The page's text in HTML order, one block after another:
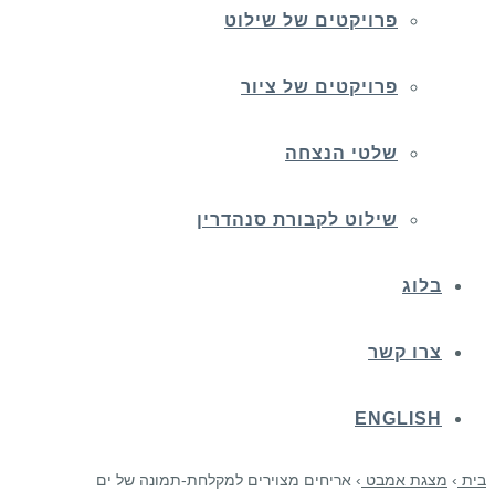
פרויקטים של שילוט
פרויקטים של ציור
שלטי הנצחה
שילוט לקבורת סנהדרין
בלוג
צרו קשר
ENGLISH
בית › מצגת אמבט › אריחים מצוירים למקלחת-תמונה של ים